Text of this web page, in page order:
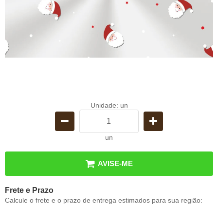
Unidade: un
un
AVISE-ME
Frete e Prazo
Calcule o frete e o prazo de entrega estimados para sua região: